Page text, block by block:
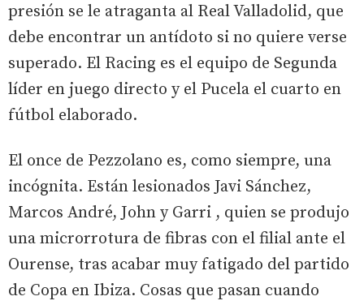
presión se le atraganta al Real Valladolid, que
debe encontrar un antídoto si no quiere verse
superado. El Racing es el equipo de Segunda
líder en juego directo y el Pucela el cuarto en
fútbol elaborado.
El once de Pezzolano es, como siempre, una
incógnita. Están lesionados Javi Sánchez,
Marcos André, John y Garri , quien se produjo
una microrrotura de fibras con el filial ante el
Ourense, tras acabar muy fatigado del partido
de Copa en Ibiza. Cosas que pasan cuando